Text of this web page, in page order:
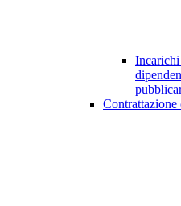
Contrattazione